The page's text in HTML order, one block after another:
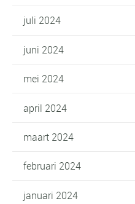
juli 2024
juni 2024
mei 2024
april 2024
maart 2024
februari 2024
januari 2024